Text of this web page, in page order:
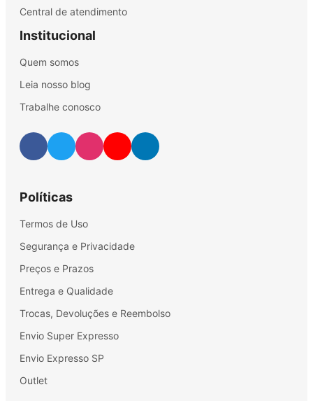
Central de atendimento
Institucional
Quem somos
Leia nosso blog
Trabalhe conosco
Políticas
Termos de Uso
Segurança e Privacidade
Preços e Prazos
Entrega e Qualidade
Trocas, Devoluções e Reembolso
Envio Super Expresso
Envio Expresso SP
Outlet